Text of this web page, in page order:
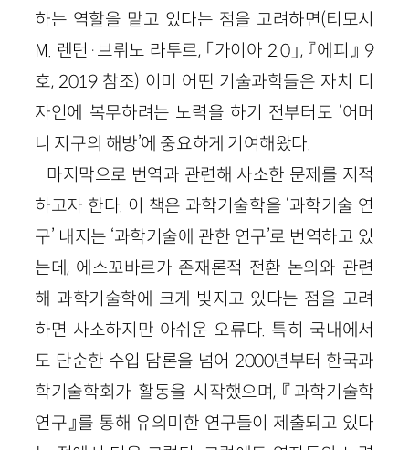
하는 역할을 맡고 있다는 점을 고려하면(티모시
M. 렌턴·브뤼노 라투르, 「가이아 2.0」, 『에피』 9
호, 2019 참조) 이미 어떤 기술과학들은 자치 디
자인에 복무하려는 노력을 하기 전부터도 ‘어머
니 지구의 해방’에 중요하게 기여해왔다.
마지막으로 번역과 관련해 사소한 문제를 지적
하고자 한다. 이 책은 과학기술학을 ‘과학기술 연
구’ 내지는 ‘과학기술에 관한 연구’로 번역하고 있
는데, 에스꼬바르가 존재론적 전환 논의와 관련
해 과학기술학에 크게 빚지고 있다는 점을 고려
하면 사소하지만 아쉬운 오류다. 특히 국내에서
도 단순한 수입 담론을 넘어 2000년부터 한국과
학기술학회가 활동을 시작했으며, 『과학기술학
연구』를 통해 유의미한 연구들이 제출되고 있다